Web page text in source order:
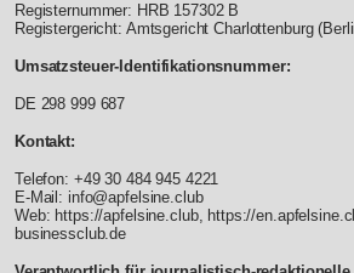
Registernummer: HRB 157302 B
Registergericht: Amtsgericht Charlottenburg
Umsatzsteuer-Identifikationsnummer:
DE 298 999 687
Kontakt:
Telefon: +49 30 484 945 4221
E-Mail: info@apfelsine.club
Web: https://apfelsine.club, https://
businessclub.de